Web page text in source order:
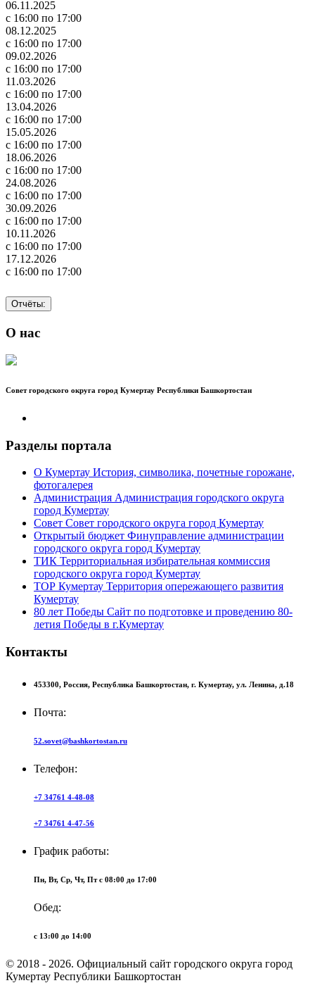
06.11.2025
с 16:00 по 17:00
08.12.2025
с 16:00 по 17:00
09.02.2026
с 16:00 по 17:00
11.03.2026
с 16:00 по 17:00
13.04.2026
с 16:00 по 17:00
15.05.2026
с 16:00 по 17:00
18.06.2026
с 16:00 по 17:00
24.08.2026
с 16:00 по 17:00
30.09.2026
с 16:00 по 17:00
10.11.2026
с 16:00 по 17:00
17.12.2026
с 16:00 по 17:00
Отчёты:
О нас
Совет городского округа город Кумертау Республики Башкортостан
Разделы портала
О Кумертау История, символика, почетные горожане,
фотогалерея
Администрация Администрация городского округа
город Кумертау
Совет Совет городского округа город Кумертау
Открытый бюджет Финуправление администрации
городского округа город Кумертау
ТИК Территориальная избирательная коммиссия
городского округа город Кумертау
ТОР Кумертау Территория опережающего развития
Кумертау
80 лет Победы Сайт по подготовке и проведению 80-
летия Победы в г.Кумертау
Контакты
453300, Россия, Республика Башкортостан, г. Кумертау, ул. Ленина, д.18
Почта:
52.sovet@bashkortostan.ru
Телефон:
+7 34761 4-48-08
+7 34761 4-47-56
График работы:
Пн, Вт, Ср, Чт, Пт c 08:00 до 17:00
Обед:
c 13:00 до 14:00
© 2018 - 2026. Официальный сайт городского округа город
Кумертау Республики Башкортостан